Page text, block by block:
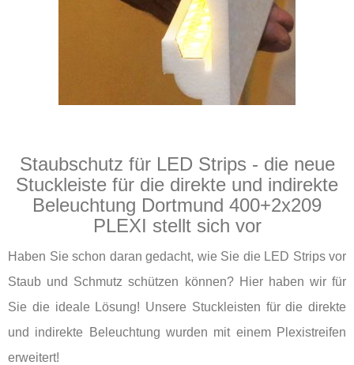
Staubschutz für LED Strips - die neue
Stuckleiste für die direkte und indirekte
Beleuchtung Dortmund 400+2x209
PLEXI stellt sich vor
Haben Sie schon daran gedacht, wie Sie die LED Strips vor
Staub und Schmutz schützen können? Hier haben wir für
Sie die ideale Lösung! Unsere Stuckleisten für die direkte
und indirekte Beleuchtung wurden mit einem Plexistreifen
erweitert!